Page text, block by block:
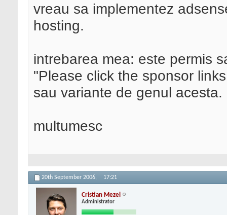
vreau sa implementez
hosting.
intrebarea mea: este permis
"Please click the sponsor
sau variante de genul acesta.
multumesc
20th September 2006, 17:21
Cristian Mezei
Administrator